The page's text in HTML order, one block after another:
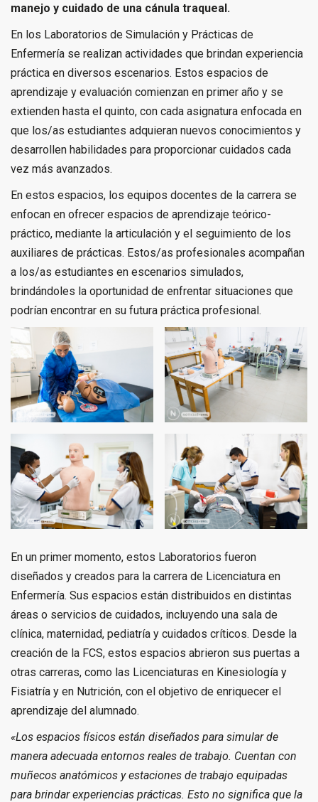
manejo y cuidado de una cánula traqueal.
En los Laboratorios de Simulación y Prácticas de
Enfermería se realizan actividades que brindan experiencia
práctica en diversos escenarios. Estos espacios de
aprendizaje y evaluación comienzan en primer año y se
extienden hasta el quinto, con cada asignatura enfocada en
que los/as estudiantes adquieran nuevos conocimientos y
desarrollen habilidades para proporcionar cuidados cada
vez más avanzados.
En estos espacios, los equipos docentes de la carrera se
enfocan en ofrecer espacios de aprendizaje teórico-
práctico, mediante la articulación y el seguimiento de los
auxiliares de prácticas. Estos/as profesionales acompañan
a los/as estudiantes en escenarios simulados,
brindándoles la oportunidad de enfrentar situaciones que
podrían encontrar en su futura práctica profesional.
En un primer momento, estos Laboratorios fueron
diseñados y creados para la carrera de Licenciatura en
Enfermería. Sus espacios están distribuidos en distintas
áreas o servicios de cuidados, incluyendo una sala de
clínica, maternidad, pediatría y cuidados críticos. Desde la
creación de la FCS, estos espacios abrieron sus puertas a
otras carreras, como las Licenciaturas en Kinesiología y
Fisiatría y en Nutrición, con el objetivo de enriquecer el
aprendizaje del alumnado.
«Los espacios físicos están diseñados para simular de
manera adecuada entornos reales de trabajo. Cuentan con
muñecos anatómicos y estaciones de trabajo equipadas
para brindar experiencias prácticas. Esto no significa que la